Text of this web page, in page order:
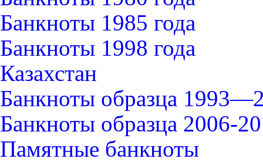
Банкноты 1985 года
Банкноты 1998 года
Казахстан
Банкноты образца
Банкноты образца 2006-
Памятные банкноты